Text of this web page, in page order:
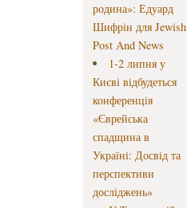
родина»: Едуард
Шифрін для Jewish
Post And News
1-2 липня у
Києві відбудеться
конференція
«Єврейська
спадщина в
Україні: Досвід та
перспективи
досліджень»